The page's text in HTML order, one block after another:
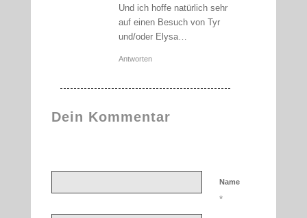
Und ich hoffe natürlich sehr
auf einen Besuch von Tyr
und/oder Elysa…
Antworten
Dein Kommentar
Name
*